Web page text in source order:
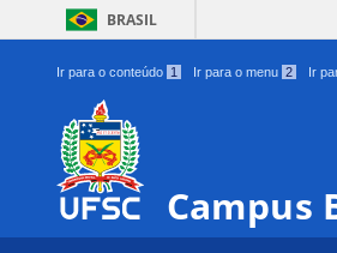
BRASIL
Ir para o conteúdo 1 Ir para o menu 2 Ir
Campus